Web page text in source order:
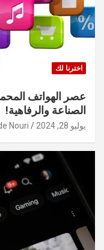
اخترنا لك
عصر الهواتف
الصناعة والرفاهية!
يوليو 28, 2024 Nouri